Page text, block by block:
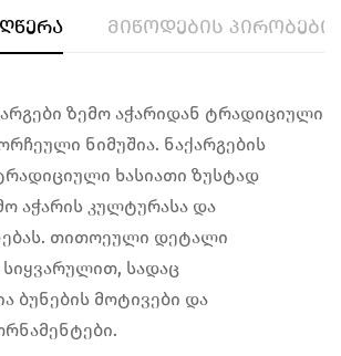
მიწოდების პირობები
ზემო აჭარიდან ტრადიციული
ნიმუშია. ნაქარგების
ხასიათი ზუსტად
აჭარის კულტურასა და
თითოეული დეტალი
სადაც
ბუნების მოტივები და